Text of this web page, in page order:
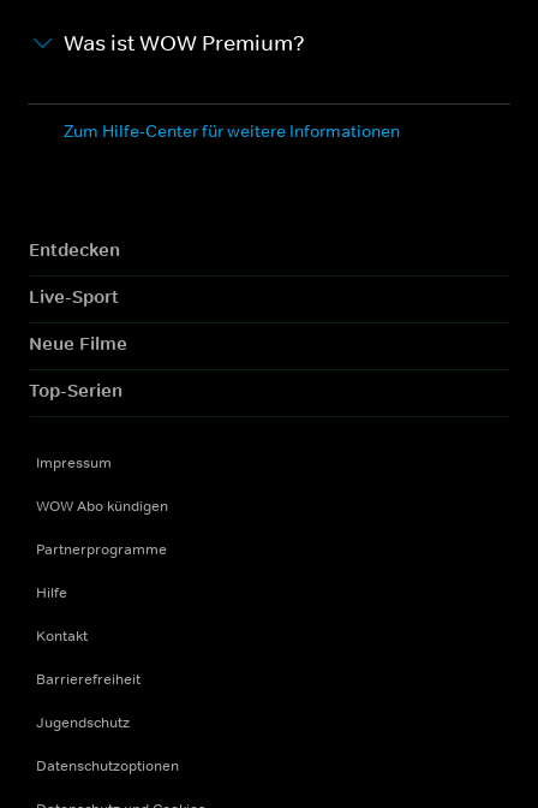
Was ist WOW Premium?
Zum Hilfe-Center für weitere Informationen
Entdecken
Live-Sport
Neue Filme
Top-Serien
Impressum
WOW Abo kündigen
Partnerprogramme
Hilfe
Kontakt
Barrierefreiheit
Jugendschutz
Datenschutzoptionen